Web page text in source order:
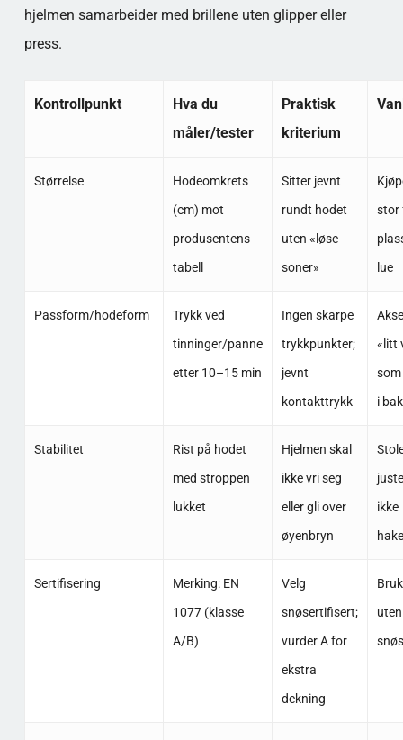
hjelmen samarbeider med brillene uten glipper eller
press.
Kontrollpunkt
Hva du
måler/tester
Praktisk
kriterium
Størrelse
Hodeomkrets
(cm) mot
produsentens
tabell
Sitter jevnt
rundt hodet
uten «løse
soner»
stor
lue
Passform/hodeform
Trykk ved
tinninger/panne
etter 10–15 min
Ingen skarpe
trykkpunkter;
jevnt
kontakttrykk
«litt
som
i
Stabilitet
Rist på hodet
med stroppen
lukket
Hjelmen skal
ikke vri seg
eller gli over
øyenbryn
ikke
Sertifisering
Merking: EN
1077 (klasse
A/B)
Velg
snøsertifisert;
vurder A for
ekstra
dekning
uten